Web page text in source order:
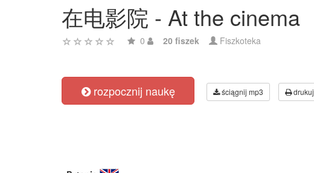
在电影院 - At the cinema
0 20 fiszek Fiszkoteka
rozpocznij naukę ściągnij mp3 drukuj